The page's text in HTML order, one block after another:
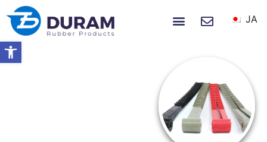
ツールバーを開く
JA